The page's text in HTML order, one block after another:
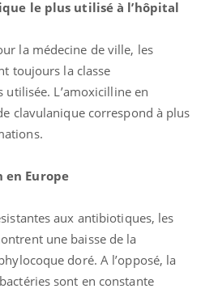
le plus utilisé à l’hôpital
la médecine de ville, les
toujours la classe
utilisée. L’amoxicilline en
clavulanique correspond à plus
en Europe
aux antibiotiques, les
une baisse de la
doré. A l’opposé, la
sont en constante